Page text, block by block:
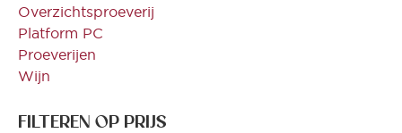
Overzichtsproeverij
Platform PC
Proeverijen
Wijn
FILTEREN OP PRIJS